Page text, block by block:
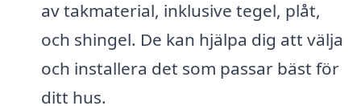
av takmaterial, inklusive tegel, plåt,
och shingel. De kan hjälpa dig att välja
och installera det som passar bäst för
ditt hus.